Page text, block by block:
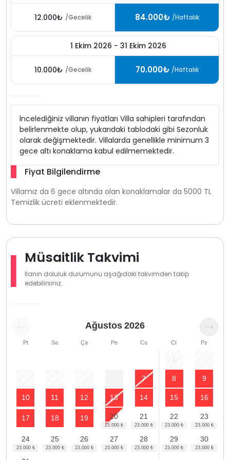
12.000₺ /Gecelik 84.000₺ /Haftalık
1 Ekim 2026 - 31 Ekim 2026
10.000₺ /Gecelik 70.000₺ /Haftalık
İncelediğiniz villanın fiyatları Villa sahipleri tarafından
belirlenmekte olup, yukarıdaki tablodaki gibi Sezonluk
olarak değişmektedir. Villalarda genellikle minimum 3
gece altı konaklama kabul edilmemektedir.
Fiyat Bilgilendirme
Villamız da 6 gece altında olan konaklamalar da 5000 TL
Temizlik ücreti eklenmektedir.
Müsaitlik Takvimi
İlanın doluluk durumunu aşağıdaki takvimden takip
edebilirsiniz.
Ağustos 2026
Pt Sa Ça Pe Cu Ct Pz
1
7 8 9
10 11 12 13 14 15 16
17 18 19 20 21 22 23
24 25 26 27 28 29 30